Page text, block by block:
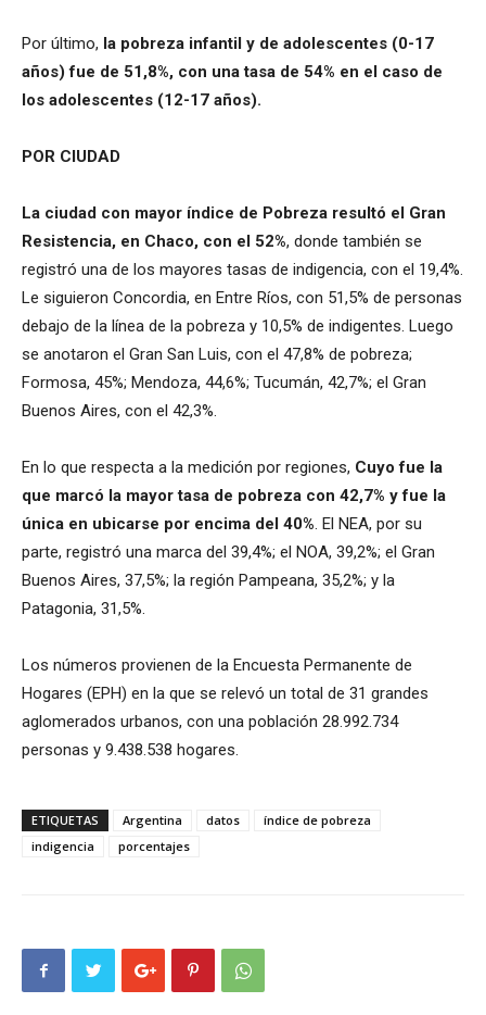
Por último, la pobreza infantil y de adolescentes (0-17
años) fue de 51,8%, con una tasa de 54% en el caso de
los adolescentes (12-17 años).
POR CIUDAD­
La ciudad con mayor índice de Pobreza resultó el Gran
Resistencia, en Chaco, con el 52%, donde también se
registró una de los mayores tasas de indigencia, con el 19,4%.
Le siguieron Concordia, en Entre Ríos, con 51,5% de personas
debajo de la línea de la pobreza y 10,5% de indigentes. Luego
se anotaron el Gran San Luis, con el 47,8% de pobreza;
Formosa, 45%; Mendoza, 44,6%; Tucumán, 42,7%; el Gran
Buenos Aires, con el 42,3%.
En lo que respecta a la medición por regiones, Cuyo fue la
que marcó la mayor tasa de pobreza con 42,7% y fue la
única en ubicarse por encima del 40%. El NEA, por su
parte, registró una marca del 39,4%; el NOA, 39,2%; el Gran
Buenos Aires, 37,5%; la región Pampeana, 35,2%; y la
Patagonia, 31,5%.
Los números provienen de la Encuesta Permanente de
Hogares (EPH) en la que se relevó un total de 31 grandes
aglomerados urbanos, con una población 28.992.734
personas y 9.438.538 hogares.
ETIQUETAS Argentina datos
índice de pobreza
indigencia
porcentajes